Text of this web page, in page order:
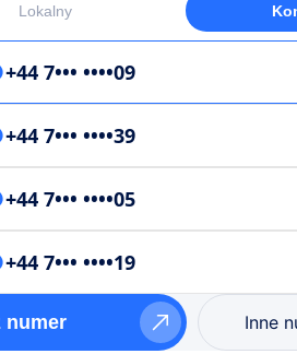
Lokalny
+44 7••• ••••09
+44 7••• ••••39
+44 7••• ••••05
+44 7••• ••••19
numer Inne